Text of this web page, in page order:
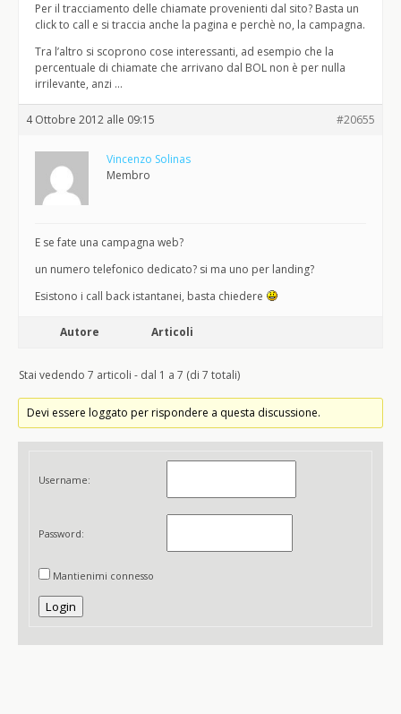
Per il tracciamento delle chiamate provenienti dal sito? Basta un
click to call e si traccia anche la pagina e perchè no, la campagna.
Tra l’altro si scoprono cose interessanti, ad esempio che la
percentuale di chiamate che arrivano dal BOL non è per nulla
irrilevante, anzi …
4 Ottobre 2012 alle 09:15 #20655
Vincenzo Solinas
Membro
E se fate una campagna web?
un numero telefonico dedicato? si ma uno per landing?
Esistono i call back istantanei, basta chiedere
Autore Articoli
Stai vedendo 7 articoli - dal 1 a 7 (di 7 totali)
Devi essere loggato per rispondere a questa discussione.
Username:
Password:
Mantienimi connesso
Login